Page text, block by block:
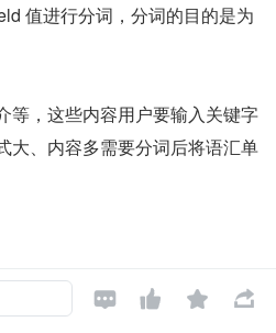
值进行分词，分词的目的是为
等，这些内容用户要输入关键字
大、内容多需要分词后将语汇单
证号等    